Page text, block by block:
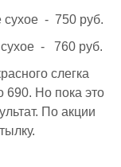
сухое - 750 руб.
- 760 руб.
слегка
690. Но пока это
По акции